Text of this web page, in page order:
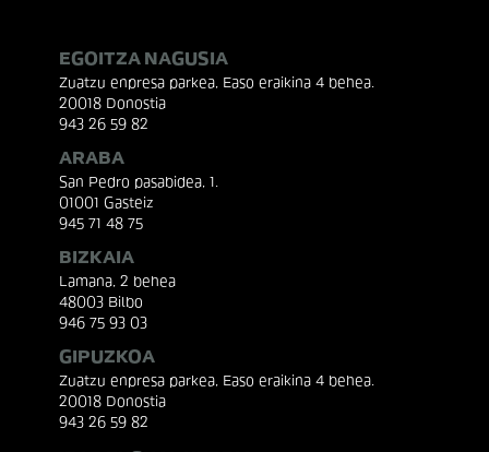
EGOITZA NAGUSIA
Zuatzu enpresa parkea, Easo eraikina 4 behea.
20018 Donostia
943 26 59 82
ARABA
San Pedro pasabidea, 1.
01001 Gasteiz
945 71 48 75
BIZKAIA
Lamana, 2 behea
48003 Bilbo
946 75 93 03
GIPUZKOA
Zuatzu enpresa parkea, Easo eraikina 4 behea.
20018 Donostia
943 26 59 82